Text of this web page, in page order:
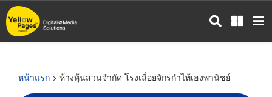
ข้าม
ไป
หน้าแรก > ห้างหุ้นส่วนจำกัด โรงเลื่อยจักรกำไท้เฮงพานิชย์